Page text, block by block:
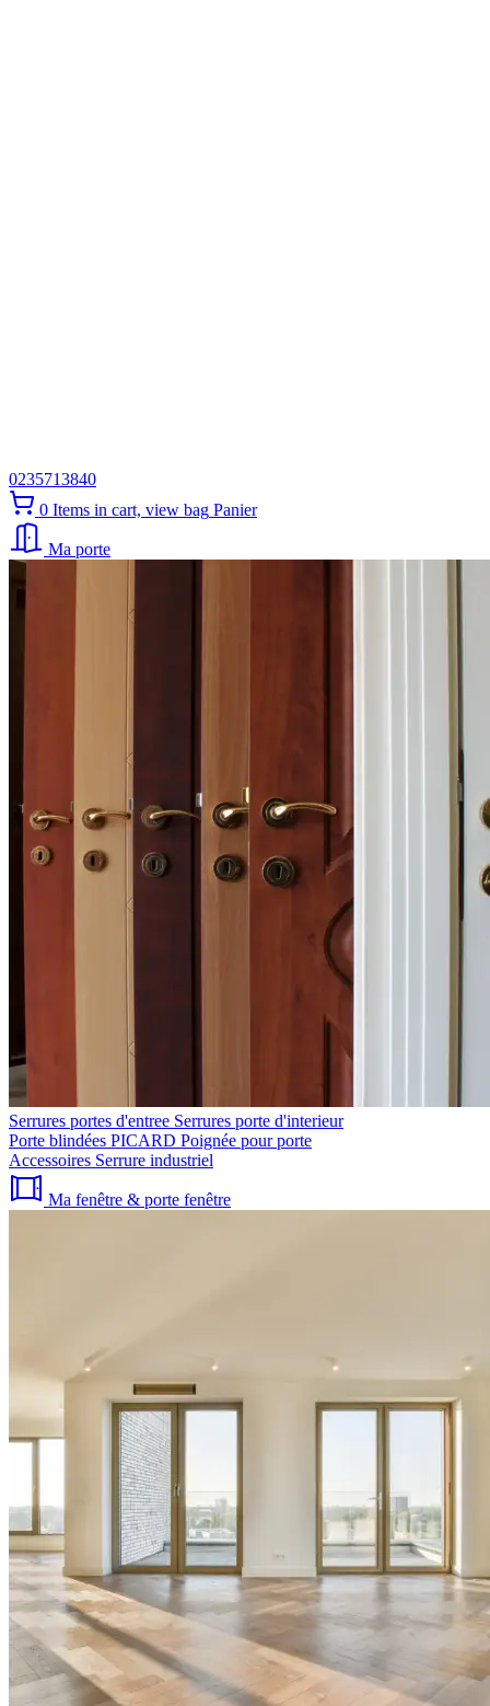
0235713840
0 Items in cart, view bag Panier
Ma porte
Serrures portes d'entree Serrures porte d'interieur
Porte blindées PICARD Poignée pour porte
Accessoires Serrure industriel
Ma fenêtre & porte fenêtre